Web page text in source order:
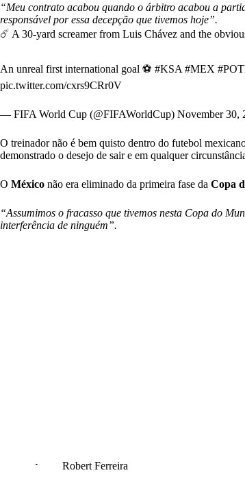
“Meu contrato acabou quando o árbitro acabou a
responsável por essa decepção que tivemos hoje”.
☄️ A 30-yard screamer from Luis Chávez and the
An unreal first international goal ⚽️ #KSA #MEX
pic.twitter.com/cxrs9CRr0V
— FIFA World Cup (@FIFAWorldCup) November 30,
O treinador não é bem quisto dentro do futebol
demonstrado o desejo de sair e em qualquer
O México não era eliminado da primeira fase da Copa
“Assumimos o fracasso que tivemos nesta Copa do
interferência de ninguém”.
Robert Ferreira